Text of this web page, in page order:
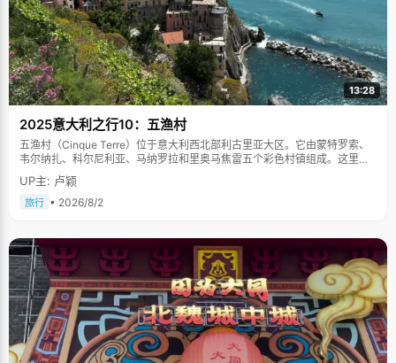
13:28
2025意大利之行10：五渔村
五渔村（Cinque Terre）位于意大利西北部利古里亚大区。它由蒙特罗索、
韦尔纳扎、科尔尼利亚、马纳罗拉和里奥马焦雷五个彩色村镇组成。这里依
山傍海，房屋色彩斑斓，1997年被列为世界文化遗产。
UP主: 卢颖
旅行 • 2026/8/2